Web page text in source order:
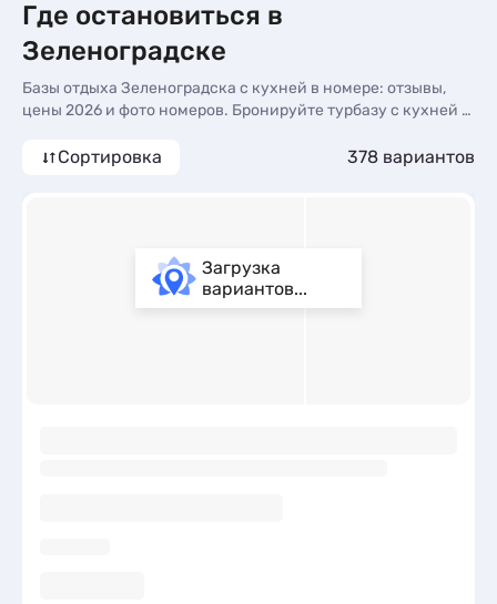
Где остановиться в
Зеленоградске
Базы отдыха Зеленоградска с кухней в номере: отзывы,
цены 2026 и фото номеров. Бронируйте турбазу с кухней в
сайте - более 377 вариантов, от 1746 руб, номера с кухней в
Сортировка 378 вариантов
Загрузка
вариантов...